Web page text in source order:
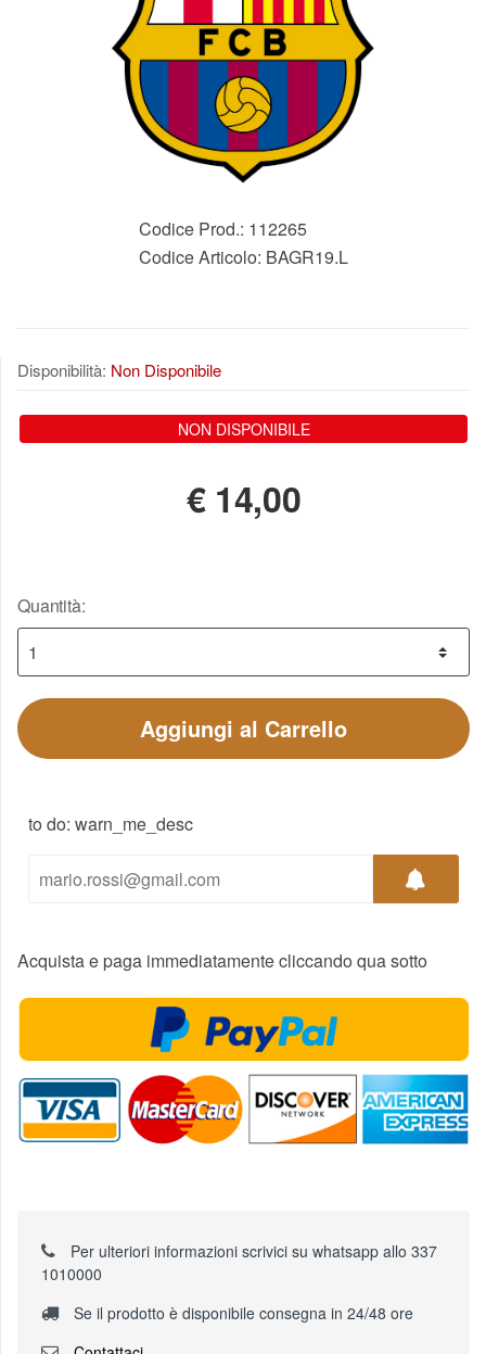
Codice Prod.: 112265
Codice Articolo: BAGR19.L
Disponibilità: Non Disponibile
NON DISPONIBILE
€ 14,00
Quantità:
Aggiungi al Carrello
to do: warn_me_desc
Acquista e paga immediatamente cliccando qua sotto
Per ulteriori informazioni scrivici su whatsapp allo 337
1010000
Se il prodotto è disponibile consegna in 24/48 ore